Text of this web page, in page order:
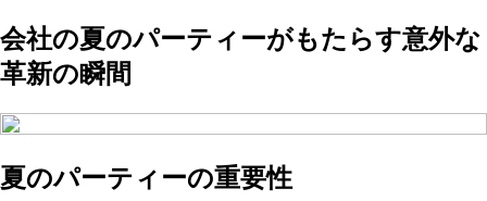
会社の夏のパーティーがもたらす意外な
革新の瞬間
夏のパーティーの重要性